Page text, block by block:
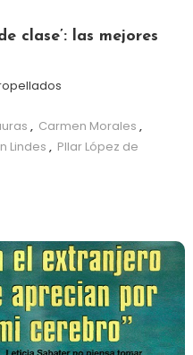
clase’: las mejores
, Carmen Morales ,
Lindes , PIlar López de